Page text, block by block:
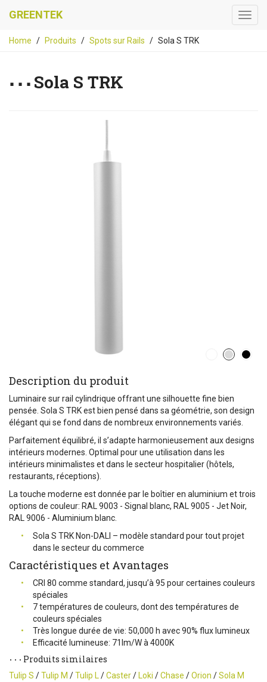
GREENTEK
Home Produits Spots sur Rails Sola S TRK
Sola S TRK
Description du produit
Luminaire sur rail cylindrique offrant une silhouette fine bien
pensée. Sola S TRK est bien pensé dans sa géométrie, son design
élégant qui se fond dans de nombreux environnements variés.
Parfaitement équilibré, il s’adapte harmonieusement aux designs
intérieurs modernes. Optimal pour une utilisation dans les
intérieurs minimalistes et dans le secteur hospitalier (hôtels,
restaurants, réceptions).
La touche moderne est donnée par le boîtier en aluminium et trois
options de couleur: RAL 9003 - Signal blanc, RAL 9005 - Jet Noir,
RAL 9006 - Aluminium blanc.
Sola S TRK Non-DALI – modèle standard pour tout projet
dans le secteur du commerce
Caractéristiques et Avantages
CRI 80 comme standard, jusqu’à 95 pour certaines couleurs
spéciales
7 températures de couleurs, dont des températures de
couleurs spéciales
Très longue durée de vie: 50,000 h avec 90% flux lumineux
Efficacité lumineuse: 71lm/W à 4000K
Produits similaires
Tulip S /Tulip M /Tulip L /Caster/ Loki /Chase /Orion /Sola M